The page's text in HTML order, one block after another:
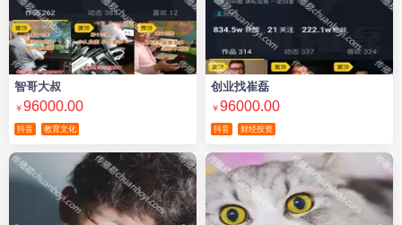
智哥大叔
￥96000.00
抖音 教育文化
创业找崔磊
￥96000.00
抖音 财经投资